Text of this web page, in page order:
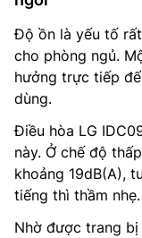
Độ ồn là yếu tố
cho phòng ngủ.
hưởng trực tiếp
dùng.
Điều hòa LG
này. Ở chế độ
khoảng 19dB(A),
tiếng thì thầm nhẹ.
Nhờ được trang